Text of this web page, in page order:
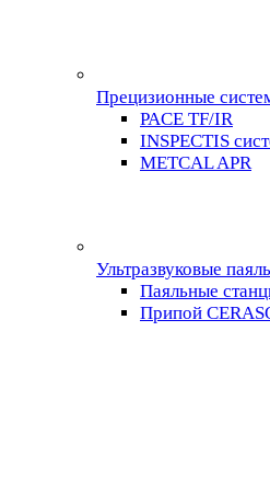
Прецизионные
PACE TF/IR
INSPECTIS
METCAL APR
Ультразвуковые
Паяльные
Припой